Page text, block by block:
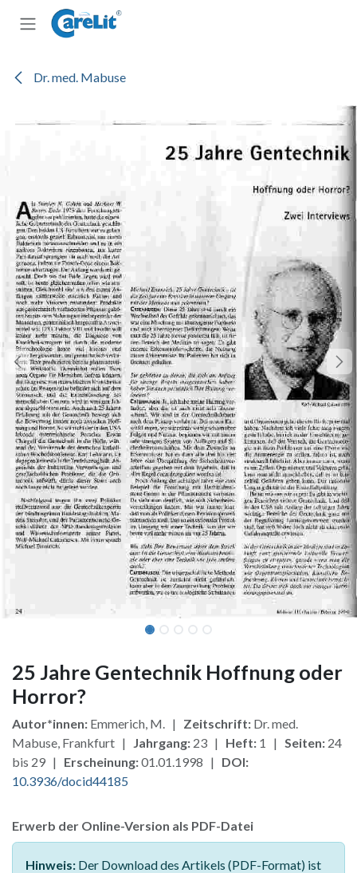
Zum Inhalt springen
Dr. med. Mabuse
25 Jahre Gentechnik Hoffnung oder
Horror?
Autor*innen: Emmerich, M. | Zeitschrift: Dr. med.
Mabuse, Frankfurt |
Jahrgang: 23 | Heft: 1 | Seiten: 24
bis 29 | Erscheinung:01.01.1998 | DOI:
10.3936/docid44185
Erwerb der Online-Version als PDF-Datei
Hinweis: Der Download des Artikels (PDF-Format) ist